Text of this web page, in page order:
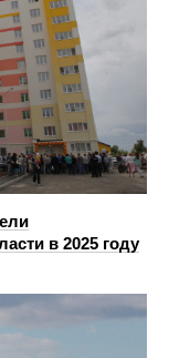
в 2025 году